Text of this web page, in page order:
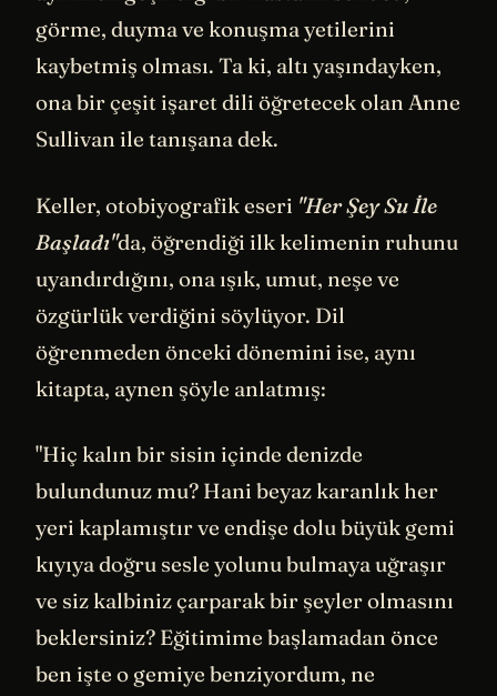
görme, duyma ve konuşma yetilerini
kaybetmiş olması. Ta ki, altı yaşındayken,
ona bir çeşit işaret dili öğretecek olan Anne
Sullivan ile tanışana dek.
Keller, otobiyografik eseri "Her Şey Su İle
Başladı"da, öğrendiği ilk kelimenin ruhunu
uyandırdığını, ona ışık, umut, neşe ve
özgürlük verdiğini söylüyor. Dil
öğrenmeden önceki dönemini ise, aynı
kitapta, aynen şöyle anlatmış:
"Hiç kalın bir sisin içinde denizde
bulundunuz mu? Hani beyaz karanlık her
yeri kaplamıştır ve endişe dolu büyük gemi
kıyıya doğru sesle yolunu bulmaya uğraşır
ve siz kalbiniz çarparak bir şeyler olmasını
beklersiniz? Eğitimime başlamadan önce
ben işte o gemiye benziyordum, ne